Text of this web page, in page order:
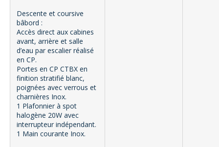
Descente et coursive
bâbord :
Accès direct aux cabines
avant, arrière et salle
d’eau par escalier réalisé
en CP.
Portes en CP CTBX en
finition stratifié blanc,
poignées avec verrous et
charnières Inox.
1 Plafonnier à spot
halogène 20W avec
interrupteur indépendant.
1 Main courante Inox.